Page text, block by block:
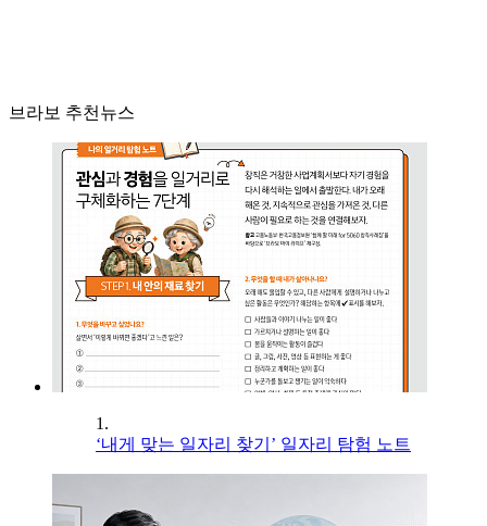
브라보 추천뉴스
1.
‘내게 맞는 일자리 찾기’ 일자리 탐험 노트